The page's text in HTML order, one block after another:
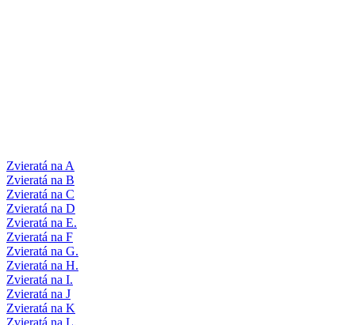
Zvieratá na A
Zvieratá na B
Zvieratá na C
Zvieratá na D
Zvieratá na E.
Zvieratá na F
Zvieratá na G.
Zvieratá na H.
Zvieratá na I.
Zvieratá na J
Zvieratá na K
Zvieratá na L.